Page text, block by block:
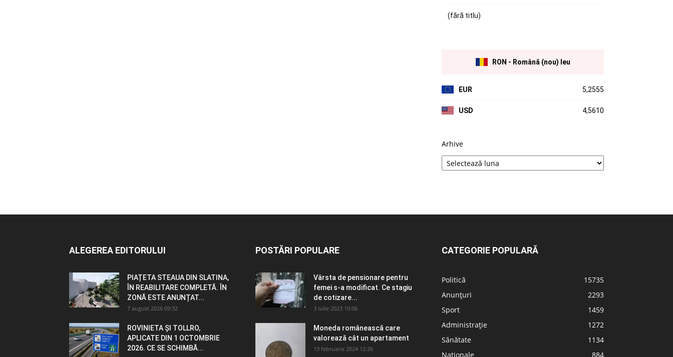
(fără titlu)
RON - Română (nou) leu
EUR 5,2555
USD 4,5610
Arhive
ALEGEREA EDITORULUI
PIAȚETA STEAUA DIN SLATINA,
ÎN REABILITARE COMPLETĂ. ÎN
ZONĂ ESTE ANUNȚAT...
7 august 2026 09:32
ROVINIETA ȘI TOLLRO,
APLICATE DIN 1 OCTOMBRIE
2026. CE SE SCHIMBĂ...
POSTĂRI POPULARE
Vârsta de pensionare pentru
femei s-a modificat. Ce stagiu
de cotizare...
3 iulie 2023 10:06
Moneda românească care
valorează cât un apartament
13 februarie 2024 12:26
CATEGORIE POPULARĂ
Politică
15735
Anunțuri
2293
Sport
1459
Administrație
1272
Sănătate
1134
Naționale
884